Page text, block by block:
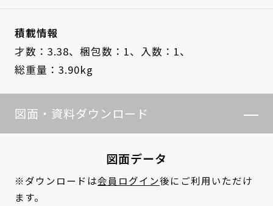
積載情報
才数：3.38、 梱包数：1、 入数：1、
総重量：3.90kg
図面・資料ダウンロード
図面データ
※ダウンロードは会員ログイン後にご利用いただけ
ます。